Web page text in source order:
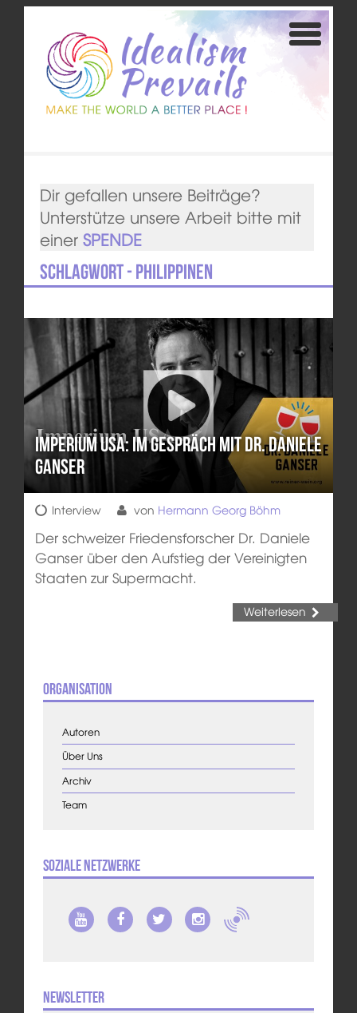
Dir gefallen unsere Beiträge?
Unterstütze unsere Arbeit bitte mit
einer SPENDE
Schlagwort - Philippinen
Imperium USA: Im Gespräch mit Dr. Daniele
Ganser
Interview von Hermann Georg Böhm
Der schweizer Friedensforscher Dr. Daniele
Ganser über den Aufstieg der Vereinigten
Staaten zur Supermacht.
Weiterlesen
Organisation
Autoren
Über Uns
Archiv
Team
Soziale Netzwerke
Newsletter